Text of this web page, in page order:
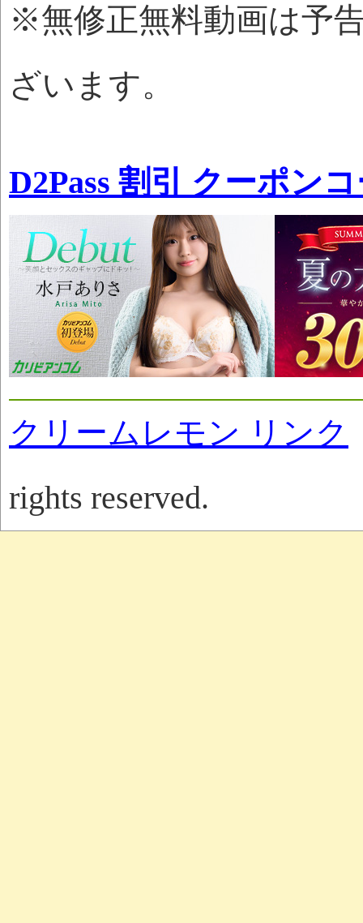
※無修正無料動画は予
ざいます。
D2Pass 割引 クーポン
クリームレモン リンク
rights reserved.